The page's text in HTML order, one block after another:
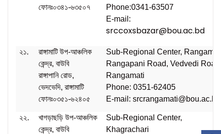
ফোনঃ০৩৪১-৬৩৫০৭
Phone:0341-63507
E-mail:
srccoxsbazar@bou.ac.bd
২১.
রাঙ্গামাটি উপ-আঞ্চলিক
কেন্দ্র, বাউবি
রাঙ্গাপানি রোড,
ভেদভেদি, রাঙ্গামাটি
ফোনঃ০৩৫১-৬২৪০৫
Sub-Regional Center,
Rangapani Road, Vedvedi
Rangamati
Phone: 0351-62405
E-mail:
২২.
খাগড়াছড়ি উপ-আঞ্চলিক
কেন্দ্র, বাউবি
Sub-Regional Center,
Khagrachari